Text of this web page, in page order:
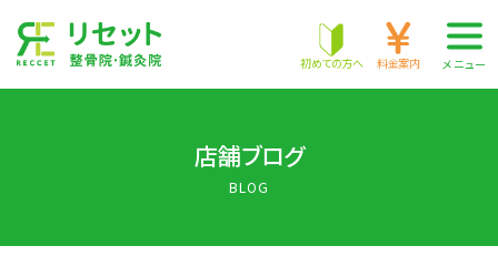
株式会社 RECCET
初めての方へ 料金案内 メニュー
店舗ブログ
BLOG